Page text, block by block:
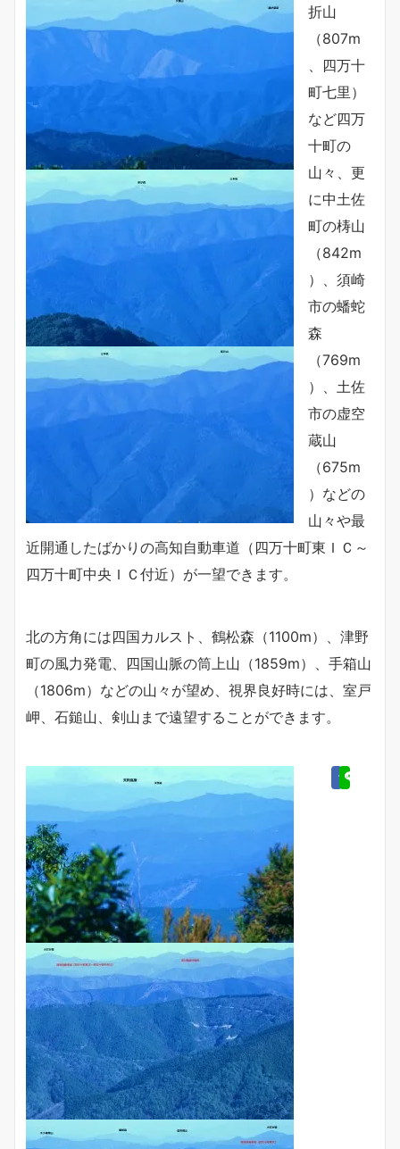
折山
（807m
、四万十
町七里）
など四万
十町の
山々、更
に中土佐
町の梼山
（842m
）、須崎
市の蟠蛇
森
（769m
）、土佐
市の虚空
蔵山
（675m
）などの
山々や最
近開通したばかりの高知自動車道（四万十町東ＩＣ～
四万十町中央ＩＣ付近）が一望できます。
北の方角には四国カルスト、鶴松森（1100m）、津野
町の風力発電、四国山脈の筒上山（1859m）、手箱山
（1806m）などの山々が望め、視界良好時には、室戸
岬、石鎚山、剣山まで遠望することができます。